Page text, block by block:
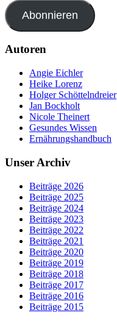
Abonnieren
Autoren
Angie Eichler
Heike Lorenz
Holger Schöttelndreier
Jan Bockholt
Nicole Theinert
Gesundes Wissen
Ernährungshandbuch
Unser Archiv
Beiträge 2026
Beiträge 2025
Beiträge 2024
Beiträge 2023
Beiträge 2022
Beiträge 2021
Beiträge 2020
Beiträge 2019
Beiträge 2018
Beiträge 2017
Beiträge 2016
Beiträge 2015